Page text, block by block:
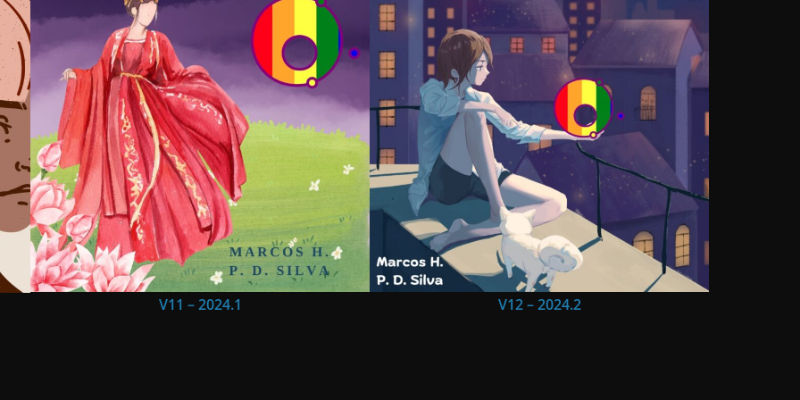
V11 – 2024.1 V12 – 2024.2